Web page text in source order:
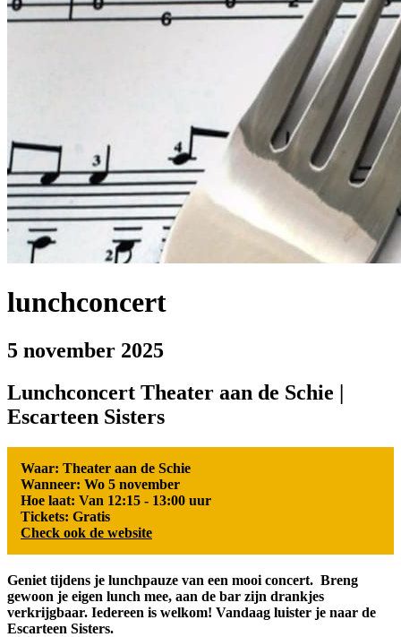
lunchconcert
5 november 2025
Lunchconcert Theater aan de Schie |
Escarteen Sisters
Waar: Theater aan de Schie
Wanneer: Wo 5 november
Hoe laat: Van 12:15 - 13:00 uur
Tickets: Gratis
Check ook de website
Geniet tijdens je lunchpauze van een mooi concert. Breng
gewoon je eigen lunch mee, aan de bar zijn drankjes
verkrijgbaar. Iedereen is welkom! Vandaag luister je naar de
Escarteen Sisters.